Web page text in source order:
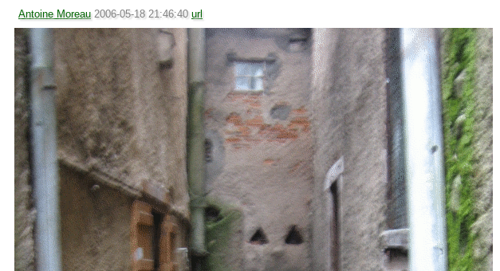
Antoine Moreau 2006-05-18 21:46:40 url